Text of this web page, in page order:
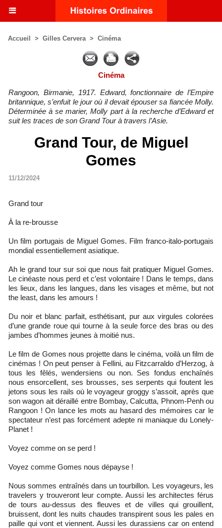
Accueil > Gilles Cervera > Cinéma
Cinéma
Rangoon, Birmanie, 1917. Edward, fonctionnaire de l’Empire
britannique, s’enfuit le jour où il devait épouser sa fiancée Molly.
Déterminée à se marier, Molly part à la recherche d’Edward et
suit les traces de son Grand Tour à travers l’Asie.
Grand Tour, de Miguel
Gomes
11/12/2024
Grand tour
À la re-brousse
Un film portugais de Miguel Gomes. Film franco-italo-portugais
mondial essentiellement asiatique.
Ah le grand tour sur soi que nous fait pratiquer Miguel Gomes.
Le cinéaste nous perd et c’est volontaire ! Dans le temps, dans
les lieux, dans les langues, dans les visages et même, but not
the least, dans les amours !
Du noir et blanc parfait, esthétisant, pur aux virgules colorées
d’une grande roue qui tourne à la seule force des bras ou des
jambes d’hommes jeunes à moitié nus.
Le film de Gomes nous projette dans le cinéma, voilà un film de
cinémas ! On peut penser à Fellini, au Fitzcarraldo d’Herzog, à
tous les fêlés, wendersiens ou non. Ses fondus enchaînés
nous ensorcellent, ses brousses, ses serpents qui foutent les
jetons sous les rails où le voyageur groggy s’assoit, après que
son wagon ait déraillé entre Bombay, Calcutta, Phnom-Penh ou
Rangoon ! On lance les mots au hasard des mémoires car le
spectateur n’est pas forcément adepte ni maniaque du Lonely-
Planet !
Voyez comme on se perd !
Voyez comme Gomes nous dépayse !
Nous sommes entraînés dans un tourbillon. Les voyageurs, les
travelers y trouveront leur compte. Aussi les architectes férus
de tours au-dessus des fleuves et de villes qui grouillent,
bruissent, dont les nuits chaudes transpirent sous les pales en
paille qui vont et viennent. Aussi les durassiens car on entend